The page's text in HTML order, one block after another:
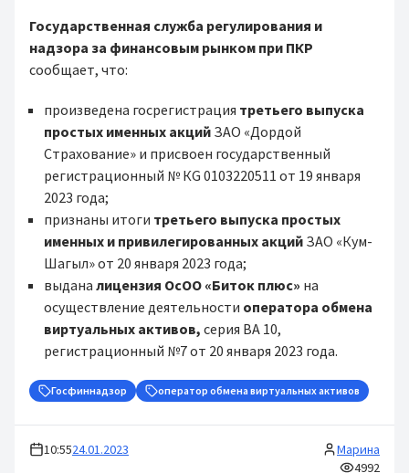
Государственная служба регулирования и
надзора за финансовым рынком при ПКР
сообщает, что:
произведена госрегистрация третьего выпуска
простых именных акций ЗАО «Дордой
Страхование» и присвоен государственный
регистрационный № КG 0103220511 от 19 января
2023 года;
признаны итоги третьего выпуска простых
именных и привилегированных акций ЗАО «Кум-
Шагыл» от 20 января 2023 года;
выдана лицензия ОсОО «Биток плюс» на
осуществление деятельности оператора обмена
виртуальных активов, серия ВА 10,
регистрационный №7 от 20 января 2023 года.
Госфиннадзор оператор обмена виртуальных активов
10:5524.01.2023
Марина
4992